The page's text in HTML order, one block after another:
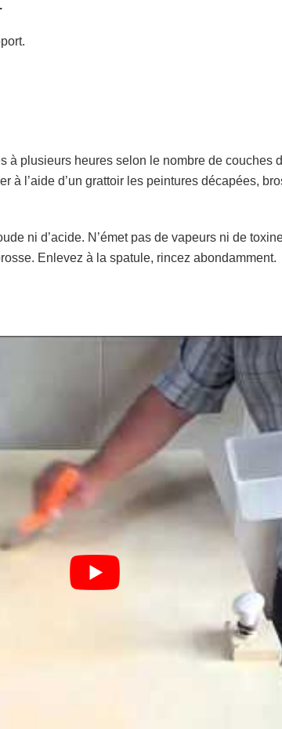
à plusieurs heures selon le nombre de couches
à l’aide d’un grattoir les peintures décapées,
ni d’acide. N’émet pas de vapeurs ni de
Enlevez à la spatule, rincez abondamment.